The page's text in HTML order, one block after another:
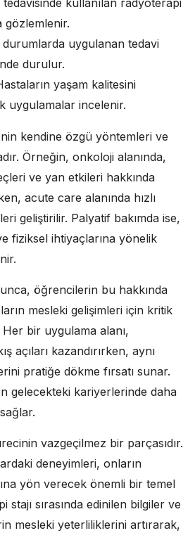
gözlemlenir.
durumlarda uygulanan tedavi
durulur.
yaşam kalitesini
uygulamalar incelenir.
kendine özgü yöntemleri ve
Örneğin, onkoloji alanında,
ve yan etkileri hakkında
acute care alanında hızlı
geliştirilir. Palyatif bakımda ise,
fiziksel ihtiyaçlarına yönelik
öğrencilerin bu hakkında
mesleki gelişimleri için kritik
bir uygulama alanı,
açıları kazandırırken, aynı
pratiğe dökme fırsatı sunar.
gelecekteki kariyerlerinde daha
vazgeçilmez bir parçasıdır.
deneyimleri, onların
yön verecek önemli bir temel
sırasında edinilen bilgiler ve
mesleki yeterliliklerini artırarak,